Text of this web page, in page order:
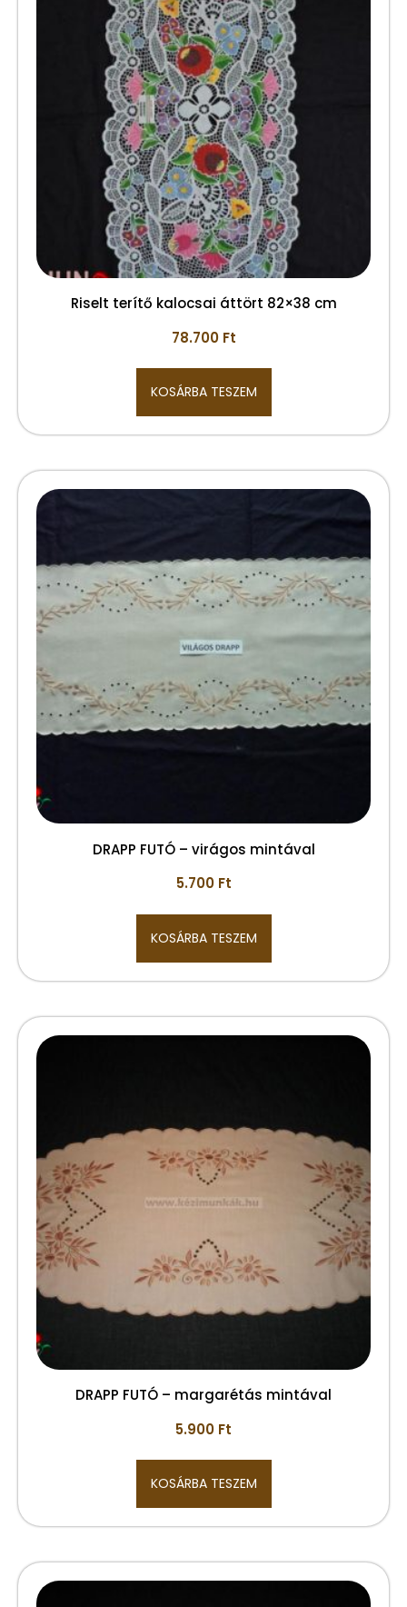
Riselt terítő kalocsai áttört 82×38 cm
78.700 Ft
KOSÁRBA TESZEM
DRAPP FUTÓ – virágos mintával
5.700 Ft
KOSÁRBA TESZEM
DRAPP FUTÓ – margarétás mintával
5.900 Ft
KOSÁRBA TESZEM